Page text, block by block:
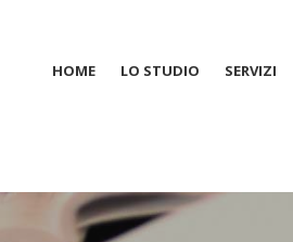
HOME LO STUDIO SERVIZI